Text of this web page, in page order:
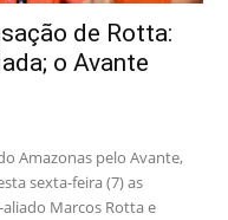
de Rotta:
o Avante
Amazonas pelo Avante,
sexta-feira (7) as
Marcos Rotta e